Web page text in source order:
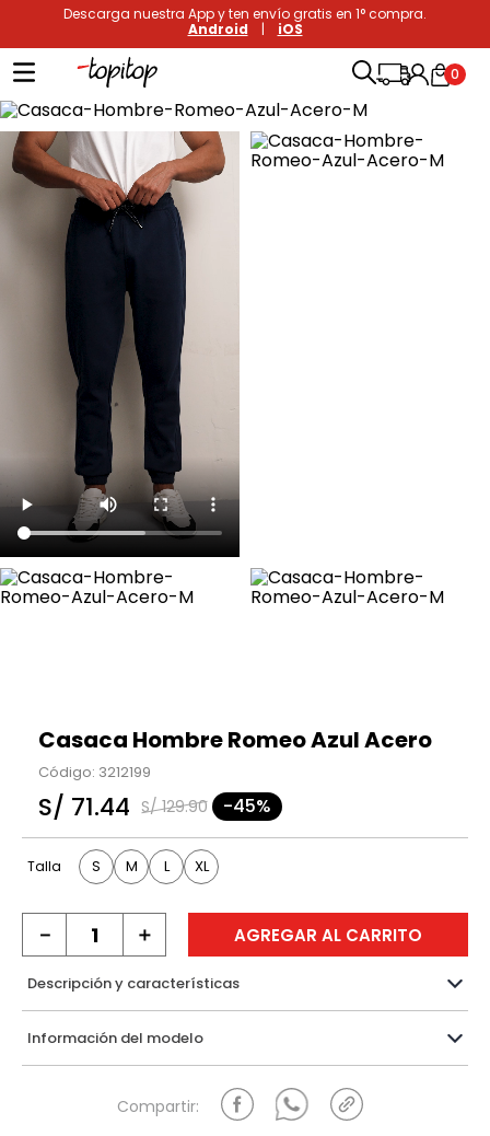
Descarga nuestra App y ten envío gratis en 1° compra.
Android | iOS
0
Casaca Hombre Romeo Azul Acero
Código: 3212199
S/ 71.44 S/ 129.90 -45%
Talla S M L XL
＋
－ AGREGAR AL CARRITO
Descripción y características
Información del modelo